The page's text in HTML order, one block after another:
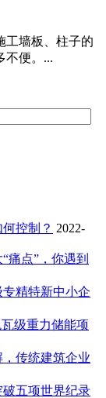
工墙板、柱子的
不便。...
控制？ 2022-
痛点”，你遇到
精特新中小企
级重力储能项
传统建筑企业
五项世界纪录